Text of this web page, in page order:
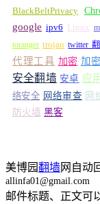
BlackBeltPrivacy
google ipv6 Linux
toranger trojan twitter
代理工具 加密 加
安全翻墙 安卓 应
络安全 网络审查 网
防火墙 黑客
美博园翻墙网自动
allinfa01@gmail.com
邮件标题、正文可